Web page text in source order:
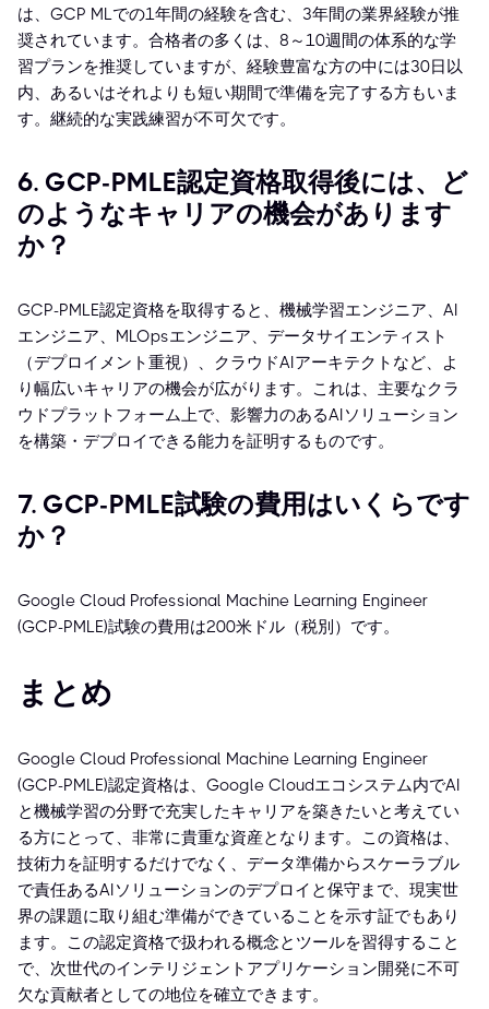
は、GCP MLでの1年間の経験を含む、3年間の業界経験が推
奨されています。合格者の多くは、8～10週間の体系的な学
習プランを推奨していますが、経験豊富な方の中には30日以
内、あるいはそれよりも短い期間で準備を完了する方もいま
す。継続的な実践練習が不可欠です。
6. GCP-PMLE認定資格取得後には、ど
のようなキャリアの機会があります
か？
GCP-PMLE認定資格を取得すると、機械学習エンジニア、AI
エンジニア、MLOpsエンジニア、データサイエンティスト
（デプロイメント重視）、クラウドAIアーキテクトなど、よ
り幅広いキャリアの機会が広がります。これは、主要なクラ
ウドプラットフォーム上で、影響力のあるAIソリューション
を構築・デプロイできる能力を証明するものです。
7. GCP-PMLE試験の費用はいくらです
か？
Google Cloud Professional Machine Learning Engineer
(GCP-PMLE)試験の費用は200米ドル（税別）です。
まとめ
Google Cloud Professional Machine Learning Engineer
(GCP-PMLE)認定資格は、Google Cloudエコシステム内でAI
と機械学習の分野で充実したキャリアを築きたいと考えてい
る方にとって、非常に貴重な資産となります。この資格は、
技術力を証明するだけでなく、データ準備からスケーラブル
で責任あるAIソリューションのデプロイと保守まで、現実世
界の課題に取り組む準備ができていることを示す証でもあり
ます。この認定資格で扱われる概念とツールを習得すること
で、次世代のインテリジェントアプリケーション開発に不可
欠な貢献者としての地位を確立できます。